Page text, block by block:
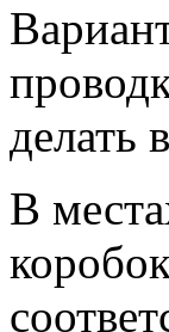
делать
В